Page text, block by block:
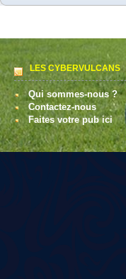
LES CYBERVULCANS
Qui sommes-nous ?
Contactez-nous
Faites votre pub ici